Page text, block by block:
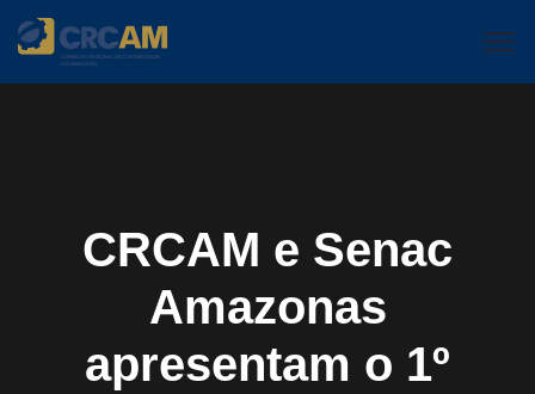
CRCAM e Senac
Amazonas
apresentam o 1º